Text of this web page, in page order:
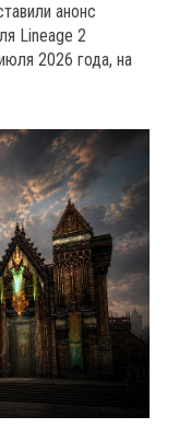
анонс
Lineage 2
2026 года, на